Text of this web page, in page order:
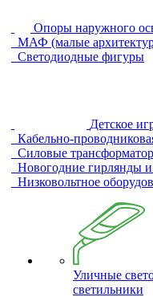
Опоры наружного
МАФ (малые
Светодиодные фигуры
Детское
Кабельно-
Силовые
Новогодние гирлянды
Низковольтное
Уличные
светильники